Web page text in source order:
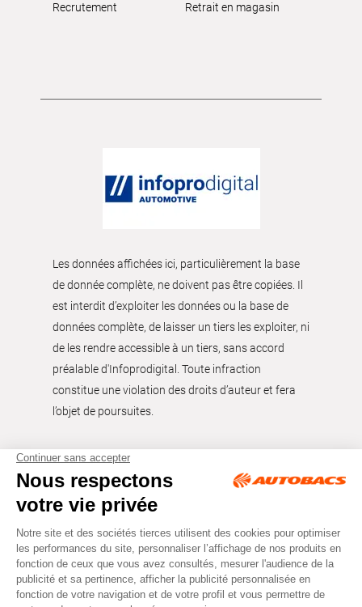
Recrutement
Retrait en magasin
Les données affichées ici, particulièrement la base
de donnée complète, ne doivent pas être copiées. Il
est interdit d’exploiter les données ou la base de
données complète, de laisser un tiers les exploiter, ni
de les rendre accessible à un tiers, sans accord
préalable d'Infoprodigital. Toute infraction
constitue une violation des droits d’auteur et fera
l’objet de poursuites.
Tous droits réservés © Autobacs